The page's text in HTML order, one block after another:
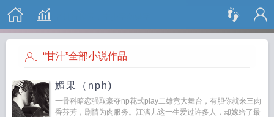
搜 索
“甘汁”全部小说作品
媚果（nph)
一骨科暗恋强取豪夺np花式play二雄竞大舞台，有胆你就来三肉
香芬芳，剧情为肉服务。江漓儿这一生爱过许多人，却嫁给了最